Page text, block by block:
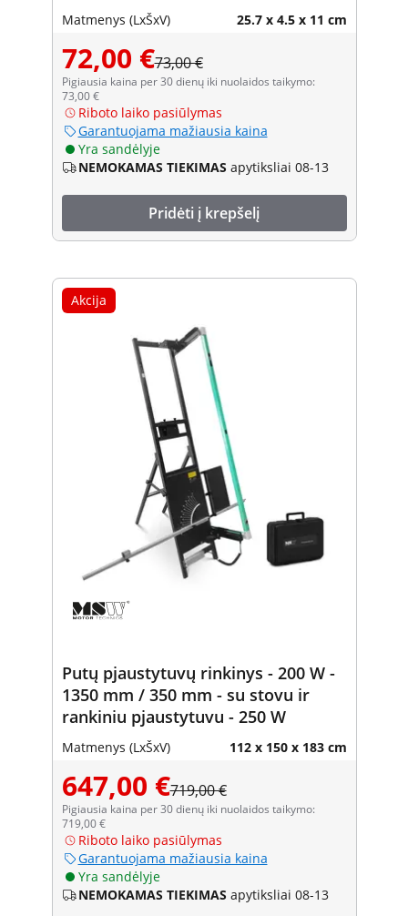
Matmenys (LxŠxV) 25.7 x 4.5 x 11 cm
72,00 €73,00 €
Pigiausia kaina per 30 dienų iki nuolaidos taikymo:
73,00 €
Riboto laiko pasiūlymas
Garantuojama mažiausia kaina
Yra sandėlyje
NEMOKAMAS TIEKIMAS apytiksliai 08-13
Pridėti į krepšelį
Akcija
Putų pjaustytuvų rinkinys - 200 W -
1350 mm / 350 mm - su stovu ir
rankiniu pjaustytuvu - 250 W
Matmenys (LxŠxV) 112 x 150 x 183 cm
647,00 €719,00 €
Pigiausia kaina per 30 dienų iki nuolaidos taikymo:
719,00 €
Riboto laiko pasiūlymas
Garantuojama mažiausia kaina
Yra sandėlyje
NEMOKAMAS TIEKIMAS apytiksliai 08-13